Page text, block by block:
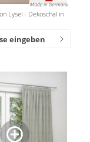
Lysel - Dekoschal in
eingeben